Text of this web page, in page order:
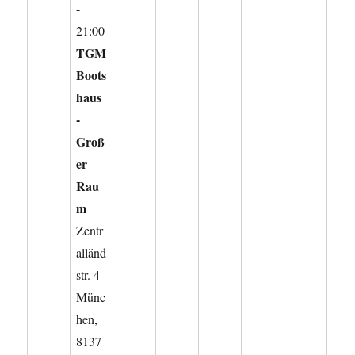
-
21:00
TGM
Boots
haus
-
Groß
er
Rau
m
Zentr
alländ
str. 4
Münc
hen,
8137